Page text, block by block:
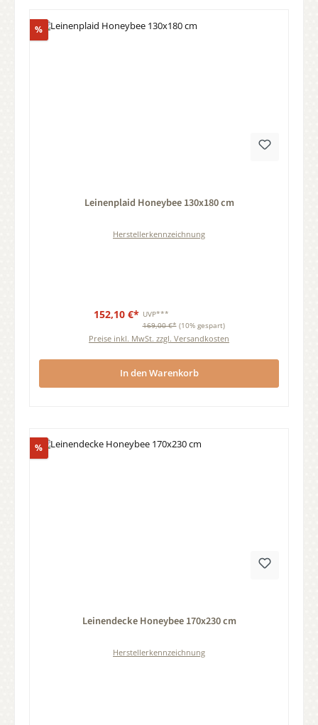
%Rabatt
Leinenplaid Honeybee 130x180 cm
Herstellerkennzeichnung
152,10 €* UVP***
169,00 €* (10% gespart)
Preise inkl. MwSt. zzgl. Versandkosten
In den Warenkorb
%Rabatt
Leinendecke Honeybee 170x230 cm
Herstellerkennzeichnung